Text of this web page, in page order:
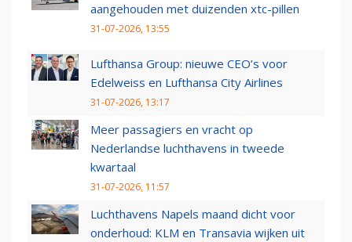
aangehouden met duizenden xtc-pillen
31-07-2026, 13:55
Lufthansa Group: nieuwe CEO’s voor
Edelweiss en Lufthansa City Airlines
31-07-2026, 13:17
Meer passagiers en vracht op
Nederlandse luchthavens in tweede
kwartaal
31-07-2026, 11:57
Luchthavens Napels maand dicht voor
onderhoud: KLM en Transavia wijken uit